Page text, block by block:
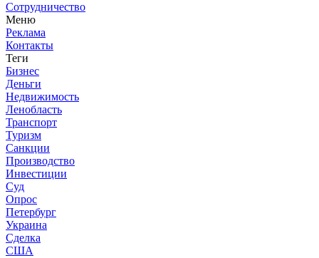
Сотрудничество
Меню
Реклама
Контакты
Теги
Бизнес
Деньги
Недвижимость
Ленобласть
Транспорт
Туризм
Санкции
Производство
Инвестиции
Суд
Опрос
Петербург
Украина
Сделка
США